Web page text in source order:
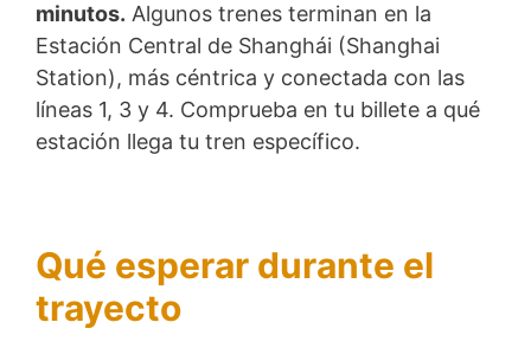
minutos. Algunos trenes terminan en la
Estación Central de Shanghái (Shanghai
Station), más céntrica y conectada con las
líneas 1, 3 y 4. Comprueba en tu billete a qué
estación llega tu tren específico.
Qué esperar durante el
trayecto